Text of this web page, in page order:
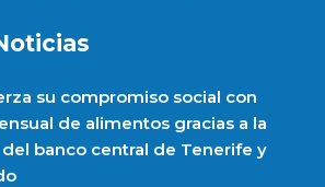
su compromiso social con
de alimentos gracias a la
banco central de Tenerife y